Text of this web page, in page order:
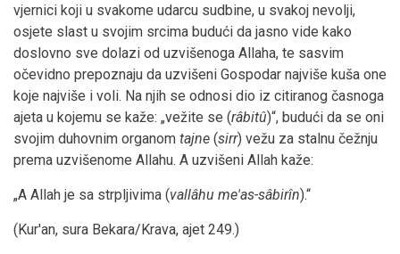
vjernici koji u svakome udarcu sudbine, u svakoj nevolji,
osjete slast u svojim srcima budući da jasno vide kako
doslovno sve dolazi od uzvišenoga Allaha, te sasvim
očevidno prepoznaju da uzvišeni Gospodar najviše kuša one
koje najviše i voli. Na njih se odnosi dio iz citiranog časnoga
ajeta u kojemu se kaže: „vežite se (râbitû)“, budući da se oni
svojim duhovnim organom tajne (sirr) vežu za stalnu čežnju
prema uzvišenome Allahu. A uzvišeni Allah kaže:
„A Allah je sa strpljivima (vallâhu me'as-sâbirîn).“
(Kur'an, sura Bekara/Krava, ajet 249.)